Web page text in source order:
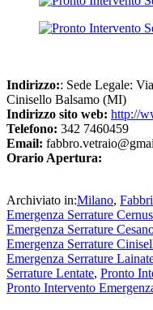
Indirizzo:: Sede Legale:
Cinisello Balsamo (MI)
Indirizzo sito web: http://
Telefono: 342 7460459
Email:
Orario Apertura:
Archiviato in:Milano, Fabbri
Emergenza Serrature
Emergenza Serrature
Emergenza Serrature
Emergenza Serrature
Serrature Lentate, Pronto
Pronto Intervento